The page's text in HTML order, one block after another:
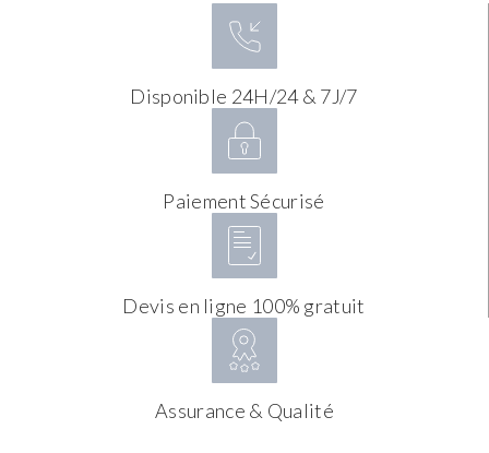
Disponible 24H/24 & 7J/7
Paiement Sécurisé
Devis en ligne 100% gratuit
Assurance & Qualité